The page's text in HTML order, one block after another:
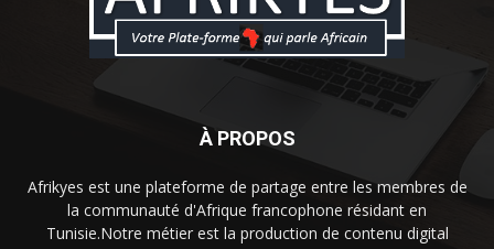
À PROPOS
Afrikyes est une plateforme de partage entre les membres de
la communauté d'Afrique francophone résidant en
Tunisie.Notre métier est la production de contenu digital